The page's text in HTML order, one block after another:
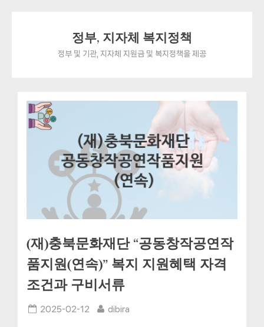
정부, 지자체 복지정책
정부 및 기관, 지자체 지원금 및 복지정책을 제공
(재)충북문화재단 “공동창작공연작
품지원(연속)” 복지 지원혜택 자격
조건과 구비서류
Posted
2025-02-12 By
dibira